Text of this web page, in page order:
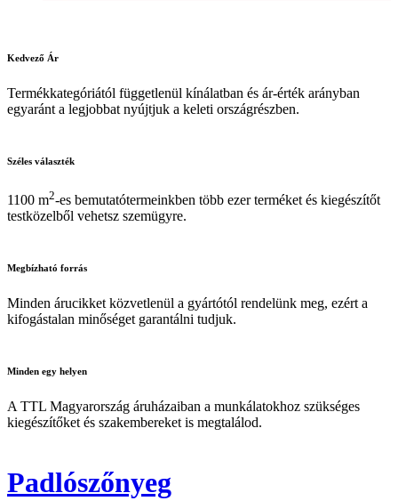
Kedvező Ár
Termékkategóriától függetlenül kínálatban és ár-érték arányban
egyaránt a legjobbat nyújtjuk a keleti országrészben.
Széles választék
1100 m2-es bemutatótermeinkben több ezer terméket és kiegészítőt
testközelből vehetsz szemügyre.
Megbízható forrás
Minden árucikket közvetlenül a gyártótól rendelünk meg, ezért a
kifogástalan minőséget garantálni tudjuk.
Minden egy helyen
A TTL Magyarország áruházaiban a munkálatokhoz szükséges
kiegészítőket és szakembereket is megtalálod.
Padlószőnyeg